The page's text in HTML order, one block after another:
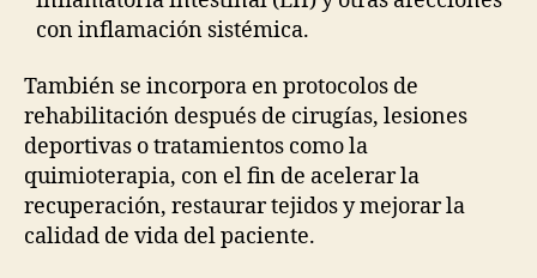
con inflamación sistémica.
También se incorpora en protocolos de
rehabilitación después de cirugías, lesiones
deportivas o tratamientos como la
quimioterapia, con el fin de acelerar la
recuperación, restaurar tejidos y mejorar la
calidad de vida del paciente.